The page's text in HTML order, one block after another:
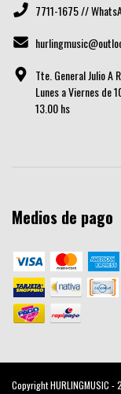
7711-1675 //
Tte. General Julio A
Lunes a Viernes de
13.00 hs
Medios de pago
Copyright HURLINGMUSIC